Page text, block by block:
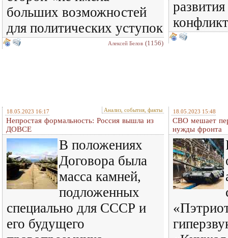
больших возможностей
для политических уступок
Алексей Белов (1156)
18.05.2023 16:17 Анализ, события, факты
Непростая формальность: Россия вышла из
ДОВСЕ
В положениях
Договора была
масса камней,
подложенных
специально для СССР и
его будущего
18.05.2023 15:48
СВО мешает
нужды фронта